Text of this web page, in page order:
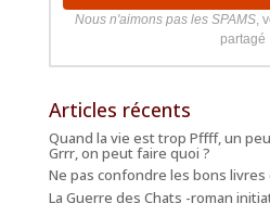
Nous n'aimons pas les SPAMS ,
partagé
Articles récents
Quand la vie est trop Pffff, un
Grrr, on peut faire quoi ?
Ne pas confondre les bons livres
La Guerre des Chats -roman